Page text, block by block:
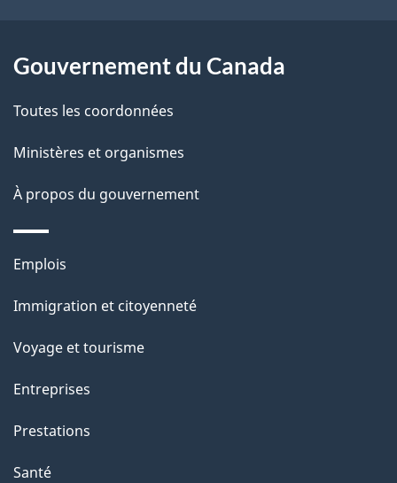
e
p
a
Gouvernement du Canada
Toutes les coordonnées
Ministères et organismes
À propos du gouvernement
Thèmes
sujets
Emplois
Immigration et citoyenneté
Voyage et tourisme
Entreprises
Prestations
Santé